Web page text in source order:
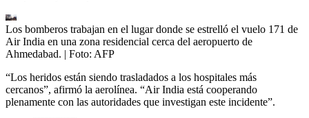
Los bomberos trabajan en el lugar donde se estrelló el vuelo 171 de
Air India en una zona residencial cerca del aeropuerto de
Ahmedabad. | Foto: AFP
“Los heridos están siendo trasladados a los hospitales más
cercanos”, afirmó la aerolínea. “Air India está cooperando
plenamente con las autoridades que investigan este incidente”.